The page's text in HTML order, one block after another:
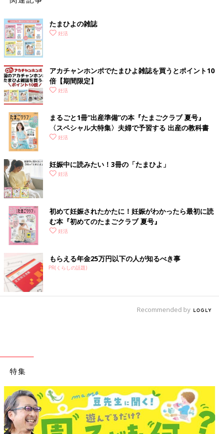
亜鉛といえば、ぷりっとおいしいカキ！ 【カキのク
リームチャウダー】
女性ホルモンの生成にも必要な亜鉛を豊富に含んだカキ
材料(2人分)
カキ(加熱用) … 200g
★玉ねぎ … 1/4個
★にんじん … 1/4本
サラダ油 … 大さじ1/2
塩・こしょう … 各少々
パセリのみじん切り … 適量
作り方
たまひよの雑誌
妊活
アカチャンホンポでたまひよ雑誌を買うとポイント10
倍【期間限定】
妊活
まるごと1冊“出産準備”の本『たまごクラブ 夏号』
〈スペシャル大特集〉夫婦で予習する 出産の教科書
妊活
妊娠中に読みたい！3冊の「たまひよ」
妊活
初めて妊娠されたかたに！妊娠がわかったら最初に読
む本『初めてのたまごクラブ 夏号』
妊活
もらえる年金25万円以下の人が知るべき事
PR(くらしの話題)
Recommended by
特集